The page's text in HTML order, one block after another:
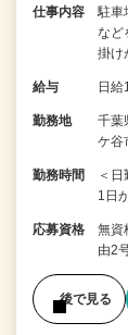
仕事内容
駐車
など
掛け
給与 日
勤務地
千葉
ケ谷
勤務時間
＜
1日
応募資格
無資
由2
後で見る